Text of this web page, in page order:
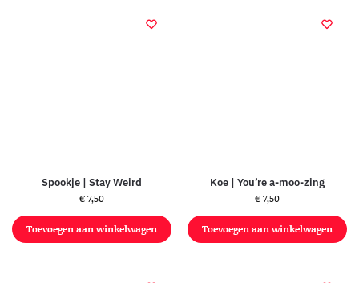
Spookje | Stay Weird
€7,50
Toevoegen aan winkelwagen
Koe | You’re a-moo-zing
€7,50
Toevoegen aan winkelwagen